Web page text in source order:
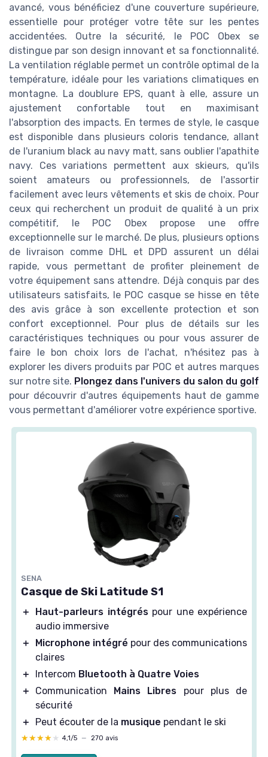
avancé, vous bénéficiez d'une couverture supérieure,
essentielle pour protéger votre tête sur les pentes
accidentées. Outre la sécurité, le POC Obex se
distingue par son design innovant et sa fonctionnalité.
La ventilation réglable permet un contrôle optimal de la
température, idéale pour les variations climatiques en
montagne. La doublure EPS, quant à elle, assure un
ajustement confortable tout en maximisant
l'absorption des impacts. En termes de style, le casque
est disponible dans plusieurs coloris tendance, allant
de l'uranium black au navy matt, sans oublier l'apathite
navy. Ces variations permettent aux skieurs, qu'ils
soient amateurs ou professionnels, de l'assortir
facilement avec leurs vêtements et skis de choix. Pour
ceux qui recherchent un produit de qualité à un prix
compétitif, le POC Obex propose une offre
exceptionnelle sur le marché. De plus, plusieurs options
de livraison comme DHL et DPD assurent un délai
rapide, vous permettant de profiter pleinement de
votre équipement sans attendre. Déjà conquis par des
utilisateurs satisfaits, le POC casque se hisse en tête
des avis grâce à son excellente protection et son
confort exceptionnel. Pour plus de détails sur les
caractéristiques techniques ou pour vous assurer de
faire le bon choix lors de l'achat, n'hésitez pas à
explorer les divers produits par POC et autres marques
sur notre site. Plongez dans l'univers du salon du golf
pour découvrir d'autres équipements haut de gamme
vous permettant d'améliorer votre expérience sportive.
SENA
Casque de Ski Latitude S1
＋ Haut-parleurs intégréspour une expérience
audio immersive
＋
Microphone intégré pour des communications
claires
＋
Intercom Bluetooth à Quatre Voies
＋
Communication Mains Libres pour plus de
sécurité
＋
Peut écouter de la musique pendant le ski
★★★★★
★★★★★ 4,1/5 — 270 avis